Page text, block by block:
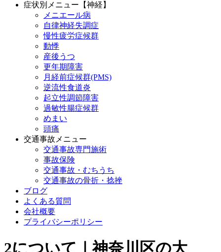
症状別メニュー【神経】
メニエール病
自律神経失調症
慢性疲労症候群
動悸
産後うつ
更年期障害
月経前症候群(PMS)
逆流性食道炎
起立性調節障害
過敏性腸症候群
めまい
頭痛
交通事故メニュー
交通事故専門施術
事故保険
交通事故・むちうち
交通事故の骨折・捻挫
ブログ
よくある質問
会社概要
プライバシーポリシー
2について｜神奈川区の大